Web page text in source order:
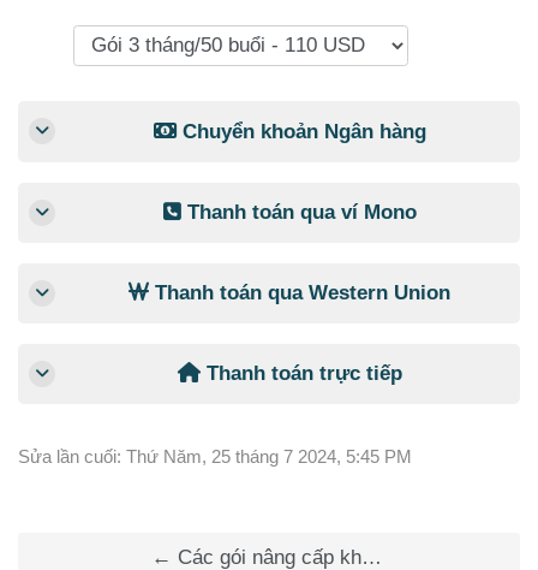
Chuyển khoản Ngân hàng
Thanh toán qua ví Mono
Thanh toán qua Western Union
Thanh toán trực tiếp
Sửa lần cuối: Thứ Năm, 25 tháng 7 2024, 5:45 PM
← Các gói nâng cấp khóa học và đề thi thử